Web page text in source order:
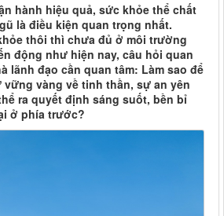
hành hiệu quả, sức khỏe thể chất
là điều kiện quan trọng nhất.
thôi thì chưa đủ ở môi trường
động như hiện nay, câu hỏi quan
lãnh đạo cần quan tâm: Làm sao để
vàng về tinh thần, sự an yên
ra quyết định sáng suốt, bền bỉ
ở phía trước?